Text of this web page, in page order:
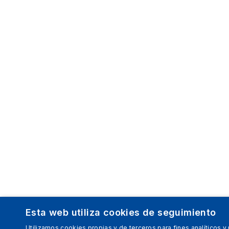
Esta web utiliza cookies de seguimiento